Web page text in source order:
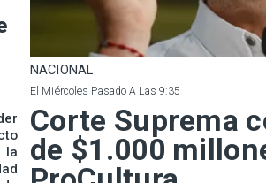
la
NACIONAL
El Miércoles Pasado A Las 9:35
Corte Suprema
de $1.000